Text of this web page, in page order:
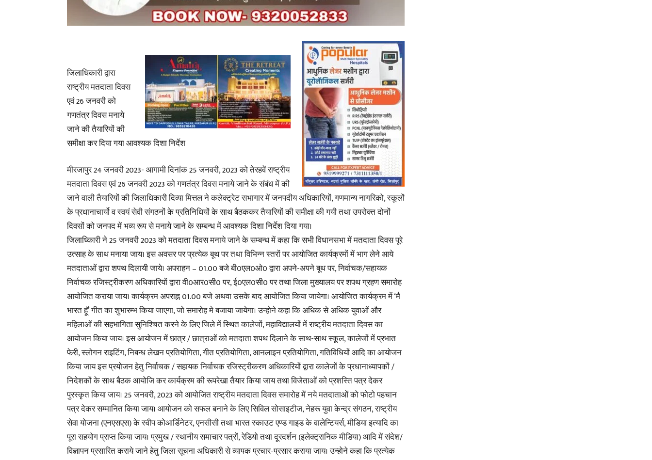
in
Hindi,
Today
Hindi
News
Paper
जिलाधिकारी द्वारा
राष्ट्रीय मतदाता दिवस
एवं 26 जनवरी को
गणतंत्र दिवस मनाये
जाने की तैयारियों की
समीक्षा कर दिया गया आवश्यक दिशा निर्देश
मीरजापुर 24 जनवरी 2023- आगामी दिनांक 25 जनवरी, 2023 को तेरहवें राष्ट्रीय
मतदाता दिवस एवं 26 जनवरी 2023 को गणतंत्र दिवस मनाये जाने के संबंध में की
जाने वाली तैयारियों की जिलाधिकारी दिव्या मित्तल ने कलेक्ट्रेट सभागार में जनपदीय अधिकारियों, गणमान्य नागरिको, स्कूलों
के प्रधानाचार्यो व स्वयं सेवी संगठनों के प्रतिनिधियों के साथ बैठककर तैयारियों की समीक्षा की गयी तथा उपरोक्त दोनों
दिवसों को जनपद में भव्य रूप से मनाये जाने के सम्बन्ध में आवश्यक दिशा निर्देश दिया गया।
जिलाध्किारी ने 25 जनवरी 2023 को मतदाता दिवस मनाये जाने के सम्बन्ध में कहा कि सभी विधानसभा में मतदाता दिवस पूरे
उत्साह के साथ मनाया जाय। इस अवसर पर प्रत्येक बूथ पर तथा विभिन्न स्तरों पर आयोजित कार्यक्रमों में भाग लेने आये
मतदाताओं द्वारा शपथ दिलायी जाये। अपराहन – 01.00 बजे बी0एल0ओ0 द्वारा अपने-अपने बूथ पर, निर्वाचक/सहायक
निर्वाचक रजिस्ट्रीकरण अधिकारियों द्वारा वी0आर0सी0 पर, ई0एल0सी0 पर तथा जिला मुख्यालय पर शपथ ग्रहण समारोह
आयोजित कराया जाय। कार्यक्रम अपराह्न 01.00 बजे अथवा उसके बाद आयोजित किया जायेगा। आयोजित कार्यक्रम में ‘मै
भारत हॅू’ गीत का शुभारम्भ किया जाएगा, जो समारोह मे बजाया जायेगा। उन्होने कहा कि अधिक से अधिक युवाओं और
महिलाओं की सहभागिता सुनिश्चित करने के लिए जिले में स्थित कालेजों, महाविद्यालयों में राष्ट्रीय मतदाता दिवस का
आयोजन किया जाय। इस आयोजन में छात्र / छात्राओं को मतदाता शपथ दिलाने के साथ-साथ स्कूल, कालेजों में प्रभात
फेरी, स्लोगन राइटिंग, निबन्ध लेखन प्रतियोगिता, गीत प्रतियोगिता, आनलाइन प्रतियोगिता, गतिविधियों आदि का आयोजन
किया जाय इस प्रयोजन हेतु निर्वाचक / सहायक निर्वाचक रजिस्ट्रीकरण अधिकारियों द्वारा कालेजों के प्रधानाध्यापकों /
निदेशकों के साथ बैठक आयोजि कर कार्यक्रम की रूपरेखा तैयार किया जाय तथा विजेताओं को प्रशस्ति पत्र देकर
पुरस्कृत किया जाय। 25 जनवरी, 2023 को आयोजित राष्ट्रीय मतदाता दिवस समारोह में नये मतदाताओं को फोटो पहचान
पत्र देकर सम्मानित किया जाय। आयोजन को सफल बनाने के लिए सिविल सोसाइटीज, नेहरू युवा केन्द्र संगठन, राष्ट्रीय
सेवा योजना (एनएसएस) के स्वीप कोआर्डिनेटर, एनसीसी तथा भारत स्काउट एण्ड गाइड के वालेन्टियर्स, मीडिया इत्यादि का
पूरा सहयोग प्राप्त किया जाय। प्रमुख / स्थानीय समाचार पत्रों, रेडियो तथा दूरदर्शन (इलेक्ट्रानिक मीडिया) आदि में संदेश/
विज्ञापन प्रसारित कराये जाने हेतु जिला सूचना अधिकारी से व्यापक प्रचार-प्रसार कराया जाय। उन्होने कहा कि प्रत्येक